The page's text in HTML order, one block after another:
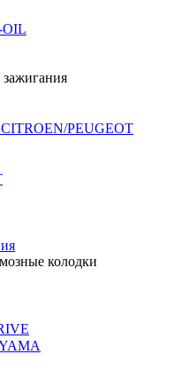
CITROEN/PEUGEOT
колодки